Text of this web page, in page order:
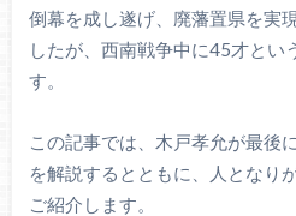
倒幕を成し遂げ、廃藩置県を実
したが、西南戦争中に45才とい
す。
この記事では、木戸孝允が最後
を解説するとともに、人となり
ご紹介します。